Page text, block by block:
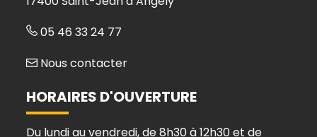
05 46 33 24 77
Nous contacter
HORAIRES D'OUVERTURE
Du lundi au vendredi, de 8h30 à 12h30 et de